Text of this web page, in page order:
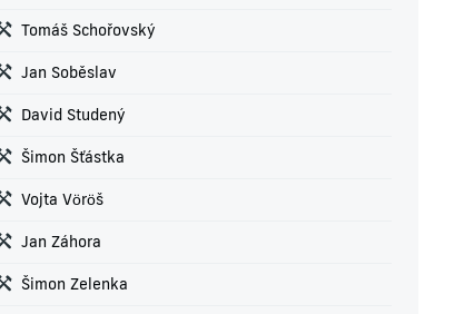
Tomáš Schořovský
Jan Soběslav
David Studený
Šimon Šťástka
Vojta Vöröš
Jan Záhora
Šimon Zelenka